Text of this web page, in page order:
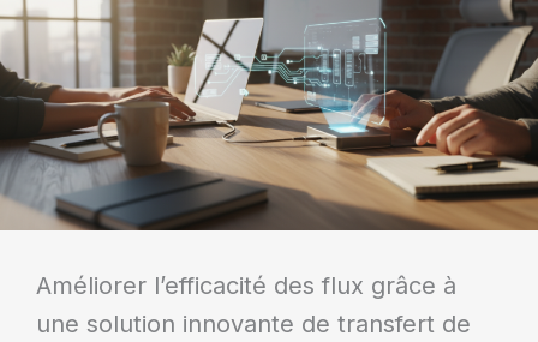
Améliorer l’efficacité des flux grâce à
une solution innovante de transfert de